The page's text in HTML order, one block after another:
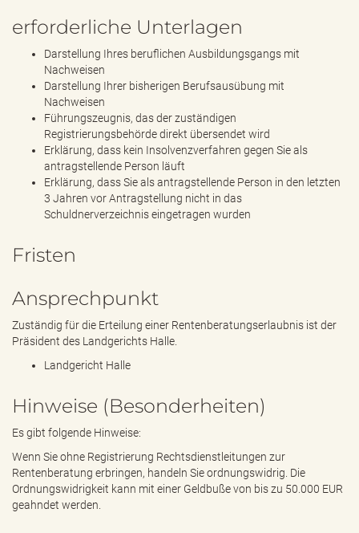
erforderliche Unterlagen
Darstellung Ihres beruflichen Ausbildungsgangs mit
Nachweisen
Darstellung Ihrer bisherigen Berufsausübung mit
Nachweisen
Führungszeugnis, das der zuständigen
Registrierungsbehörde direkt übersendet wird
Erklärung, dass kein Insolvenzverfahren gegen Sie als
antragstellende Person läuft
Erklärung, dass Sie als antragstellende Person in den letzten
3 Jahren vor Antragstellung nicht in das
Schuldnerverzeichnis eingetragen wurden
Fristen
Ansprechpunkt
Zuständig für die Erteilung einer Rentenberatungserlaubnis ist der
Präsident des Landgerichts Halle.
Landgericht Halle
Hinweise (Besonderheiten)
Es gibt folgende Hinweise:
Wenn Sie ohne Registrierung Rechtsdienstleitungen zur
Rentenberatung erbringen, handeln Sie ordnungswidrig. Die
Ordnungswidrigkeit kann mit einer Geldbuße von bis zu 50.000 EUR
geahndet werden.